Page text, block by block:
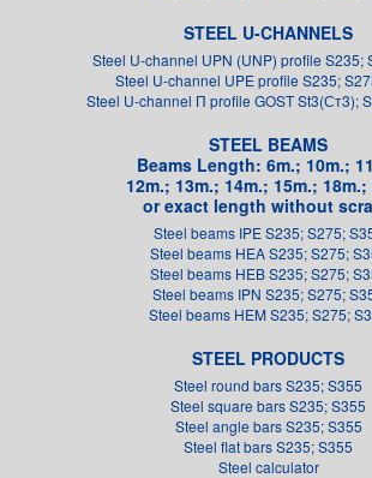
STEEL U-CHANNELS
Steel U-channel UPN (UNP) profile S235;
Steel U-channel UPE profile S235;
Steel U-channel П profile GOST St3(Ст3);
STEEL BEAMS
Beams Length: 6m.; 10m.;
12m.; 13m.; 14m.; 15m.; 18m.;
or exact length without
Steel beams IPE S235; S275;
Steel beams HEA S235; S275;
Steel beams HEB S235; S275;
Steel beams IPN S235; S275;
Steel beams HEM S235; S275;
STEEL PRODUCTS
Steel round bars S235; S355
Steel square bars S235; S355
Steel angle bars S235; S355
Steel flat bars S235; S355
Steel calculator